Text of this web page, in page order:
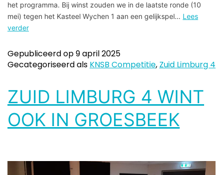
het programma. Bij winst zouden we in de laatste ronde (10
mei) tegen het Kasteel Wychen 1 aan een gelijkspel… Lees
verder
Gepubliceerd op9 april 2025
Gecategoriseerd als KNSB Competitie, Zuid Limburg 4
ZUID LIMBURG 4 WINT
OOK IN GROESBEEK